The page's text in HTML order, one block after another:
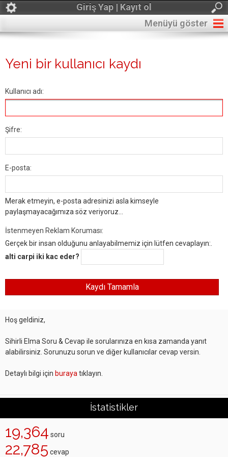
Giriş Yap | Kayıt ol
Menüyü göster
Yeni bir kullanıcı kaydı
Kullanıcı adı:
Şifre:
E-posta:
Merak etmeyin, e-posta adresinizi asla kimseyle
paylaşmayacağımıza söz veriyoruz...
İstenmeyen Reklam Koruması:
Gerçek bir insan olduğunu anlayabilmemiz için lütfen cevaplayın:.
alti carpi iki kac eder?
Hoş geldiniz,
Sihirli Elma Soru & Cevap ile sorularınıza en kısa zamanda yanıt
alabilirsiniz. Sorunuzu sorun ve diğer kullanıcılar cevap versin.
Detaylı bilgi için buraya tıklayın.
İstatistikler
19,364 soru
22,785 cevap